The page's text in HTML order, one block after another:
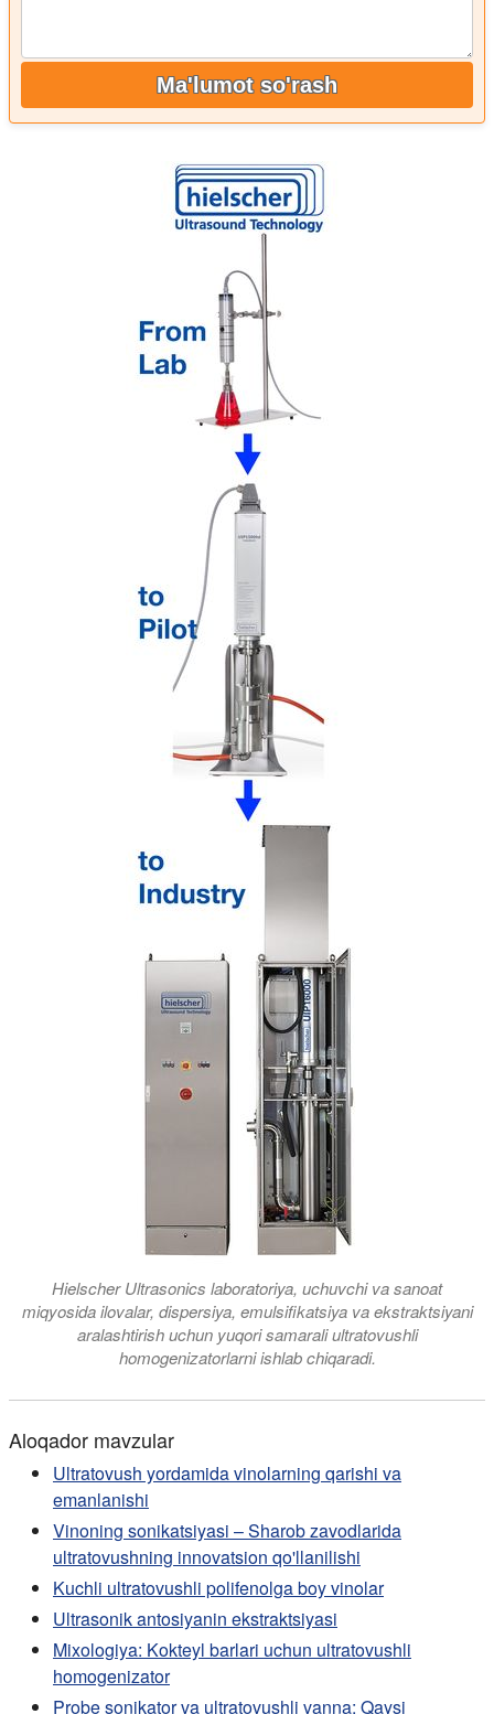
Ma'lumot so'rash
Hielscher Ultrasonics laboratoriya, uchuvchi va sanoat
miqyosida ilovalar, dispersiya, emulsifikatsiya va ekstraktsiyani
aralashtirish uchun yuqori samarali ultratovushli
homogenizatorlarni ishlab chiqaradi.
Aloqador mavzular
Ultratovush yordamida vinolarning qarishi va
emanlanishi
Vinoning sonikatsiyasi – Sharob zavodlarida
ultratovushning innovatsion qo'llanilishi
Kuchli ultratovushli polifenolga boy vinolar
Ultrasonik antosiyanin ekstraktsiyasi
Mixologiya: Kokteyl barlari uchun ultratovushli
homogenizator
Probe sonikator va ultratovushli vanna: Qaysi